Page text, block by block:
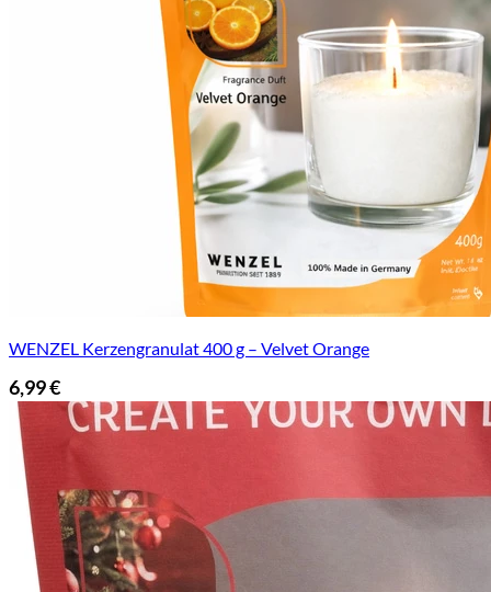
WENZEL Kerzengranulat 400 g – Velvet Orange
6,99€